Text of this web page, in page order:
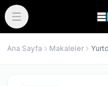
Ana Sayfa Makaleler